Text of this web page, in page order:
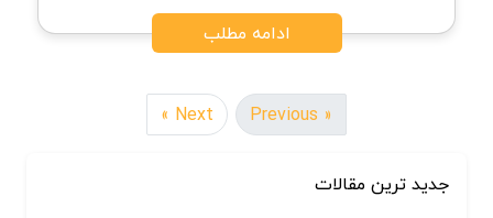
ادامه مطلب
« Previous
Next »
جدید ترین مقالات